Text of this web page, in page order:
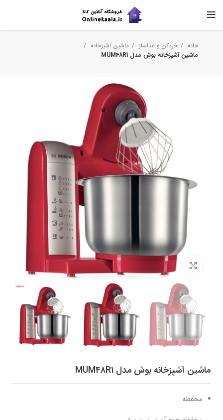
خانه خردکن و غذاساز
ماشین آشپزخانه
ماشین آشپزخانه بوش مدل MUM48R1
برای بزرگنمایی کلیک کنید
ماشین آشپزخانه بوش مدل MUM48R1
محفظه